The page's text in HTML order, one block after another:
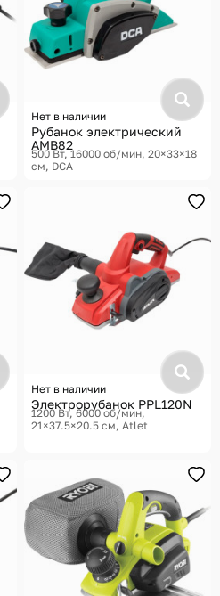
Нет в наличии
Рубанок электрический
AMB82
500 Вт, 16000 об/мин, 20×33×18
см DCA
Нет в наличии
Электрорубанок PPL120N
1200 Вт, 6000 об/мин,
21×37.5×20.5 см Atlet